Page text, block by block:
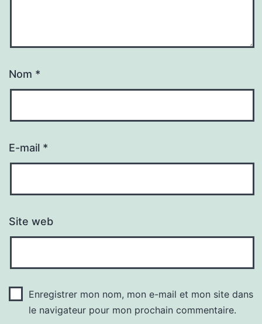
Nom *
E-mail *
Site web
Enregistrer mon nom, mon e-mail et mon site dans
le navigateur pour mon prochain commentaire.